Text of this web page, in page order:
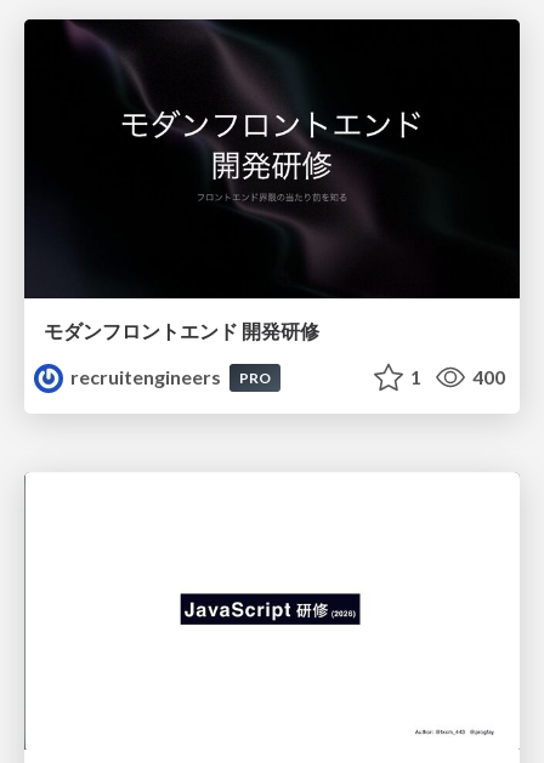
モダンフロントエンド 開発研修
recruitengineers
PRO 1 400